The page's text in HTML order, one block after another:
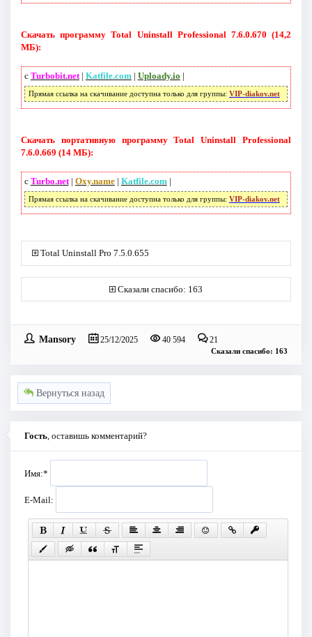
Скачать программу Total Uninstall Professional 7.6.0.670 (14,2
МБ):
с Turbobit.net| Katfile.com| Uploady.io |
Прямая ссылка на скачивание доступна только для группы: VIP-diakov.net
Скачать портативную программу Total Uninstall Professional
7.6.0.669 (14 МБ):
с Turbo.net| Oxy.name| Katfile.com|
Прямая ссылка на скачивание доступна только для группы: VIP-diakov.net
Total Uninstall Pro 7.5.0.655
Сказали спасибо: 163
Mansory 25/12/2025 40 594 21
Сказали спасибо: 163
Вернуться назад
Гость , оставишь комментарий?
Имя:*
E-Mail: